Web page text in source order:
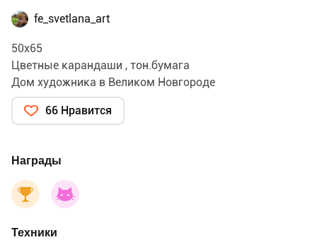
fe_svetlana_art
50х65
Цветные карандаши , тон.бумага
Дом художника в Великом Новгороде
66 Нравится
Награды
Техники